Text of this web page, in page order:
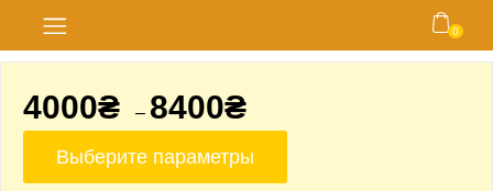
Главная
Блог
0
4000₴ – 8400₴
Выберите параметры